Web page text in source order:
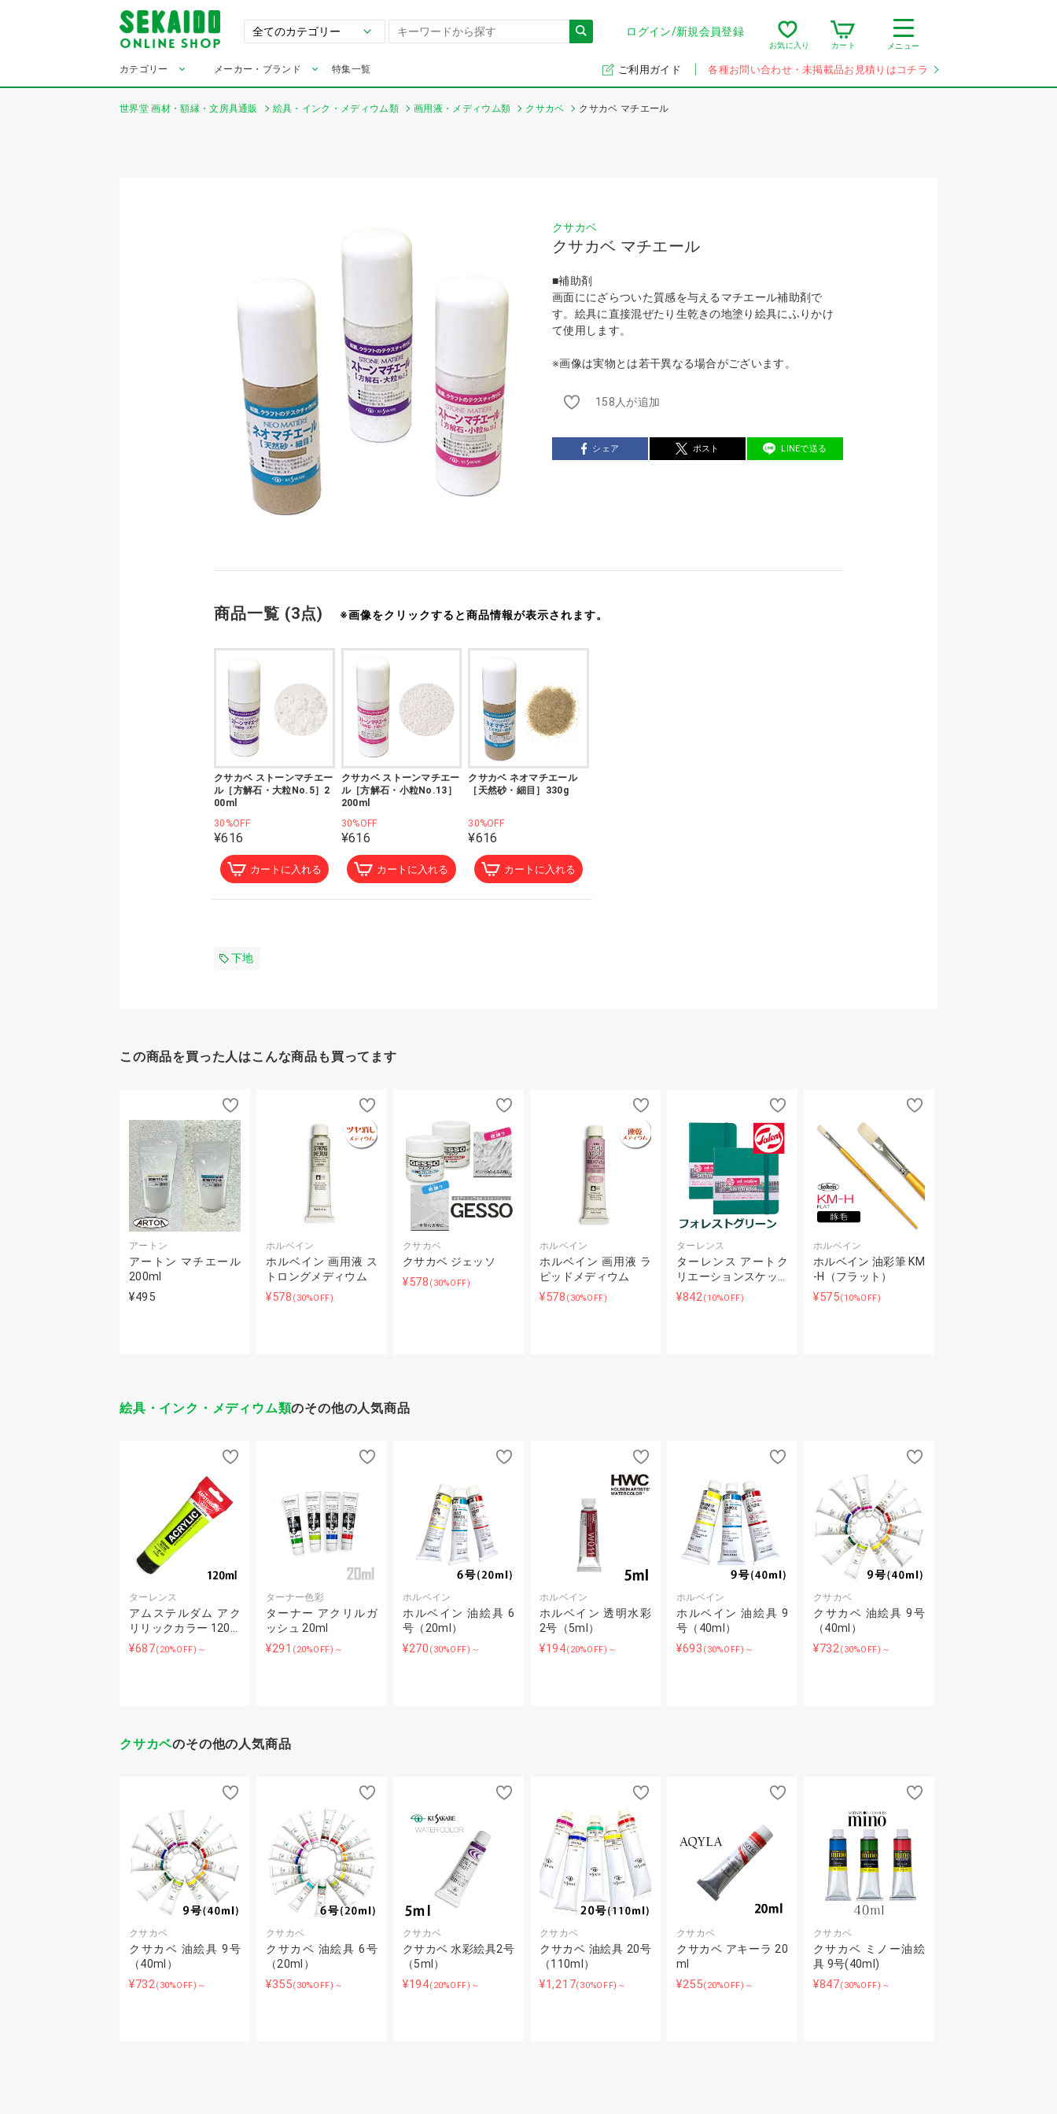
ログイン/新規会員登録
お気に入り カート メニュー
カテゴリー メーカー・ブランド 特集一覧 ご利用ガイド 各種お問い合わせ・未掲載品お見積りはコチラ
世界堂 画材・額縁・文房具通販 絵具・インク・メディウム類 画用液・メディウム類 クサカベ クサカベ マチエール
クサカベ
クサカベ マチエール
■補助剤
画面ににざらついた質感を与えるマチエール補助剤で
す。絵具に直接混ぜたり生乾きの地塗り絵具にふりかけ
て使用します。
※画像は実物とは若干異なる場合がございます。
158人が追加
シェア ポスト LINEで送る
商品一覧 (3点) ※画像をクリックすると商品情報が表示されます。
クサカベ ストーンマチエー
ル［方解石・大粒No.5］2
00ml
30%OFF
¥616
カートに入れる
クサカベ ストーンマチエー
ル［方解石・小粒No.13］
200ml
30%OFF
¥616
カートに入れる
クサカベ ネオマチエール
［天然砂・細目］330g
30%OFF
¥616
カートに入れる
下地
この商品を買った人はこんな商品も買ってます
アートン
アートン マチエール
200ml
¥495
ホルベイン
ホルベイン 画用液 ス
トロングメディウム
¥578 (30%OFF)
クサカベ
クサカベ ジェッソ
¥578 (30%OFF)
ホルベイン
ホルベイン 画用液 ラ
ピッドメディウム
¥578 (30%OFF)
ターレンス
ターレンス アートク
リエーションスケッ…
¥842(10%OFF)
ホルベイン
ホルベイン 油彩筆 KM
-H（フラット）
¥575(10%OFF)
絵具・インク・メディウム類のその他の人気商品
ターレンス
アムステルダム アク
リリックカラー 120…
¥687(20%OFF)～
ターナー色彩
ターナー アクリルガ
ッシュ 20ml
¥291 (20%OFF)～
ホルベイン
ホルベイン 油絵具 6
号（20ml）
¥270 (30%OFF)～
ホルベイン
ホルベイン 透明水彩
2号（5ml）
¥194(20%OFF)～
ホルベイン
ホルベイン 油絵具 9
号（40ml）
¥693 (30%OFF)～
クサカベ
クサカベ 油絵具 9号
（40ml）
¥732(30%OFF)～
クサカベのその他の人気商品
クサカベ
クサカベ 油絵具 9号
（40ml）
¥732(30%OFF)～
クサカベ
クサカベ 油絵具 6号
（20ml）
¥355(30%OFF)～
クサカベ
クサカベ 水彩絵具2号
（5ml）
¥194(20%OFF)～
クサカベ
クサカベ 油絵具 20号
（110ml）
¥1,217(30%OFF)～
クサカベ
クサカベ アキーラ 20
ml
¥255(20%OFF)～
クサカベ
クサカベ ミノー油絵
具 9号(40ml)
¥847(30%OFF)～